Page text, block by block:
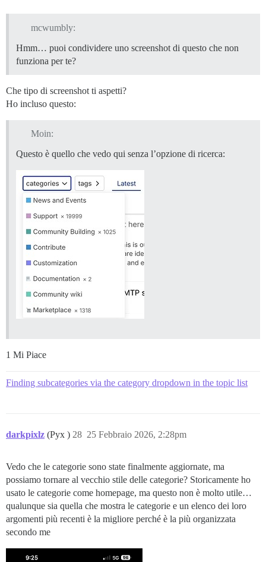
mcwumbly:
Hmm… puoi condividere uno screenshot di questo che non
funziona per te?
Che tipo di screenshot ti aspetti?
Ho incluso questo:
Moin:
Questo è quello che vedo qui senza l’opzione di ricerca:
1 Mi Piace
Finding subcategories via the category dropdown in the topic list
darkpixlz (Pyx ) 25 Febbraio 2026, 2:28pm
28
Vedo che le categorie sono state finalmente aggiornate, ma
possiamo tornare al vecchio stile delle categorie? Storicamente ho
usato le categorie come homepage, ma questo non è molto utile…
qualunque sia quella che mostra le categorie e un elenco dei loro
argomenti più recenti è la migliore perché è la più organizzata
secondo me